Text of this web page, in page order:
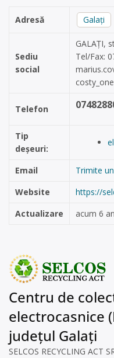
Adresă Galați
Sediu
social
GALAŢI,
Tel/Fax:
Telefon
Tip
deșeuri:
Email
Trimite
Website
https://
Actualizare
acum 6
Centru de
electrocasnice
județul Galați
SELCOS RECYCLING ACT